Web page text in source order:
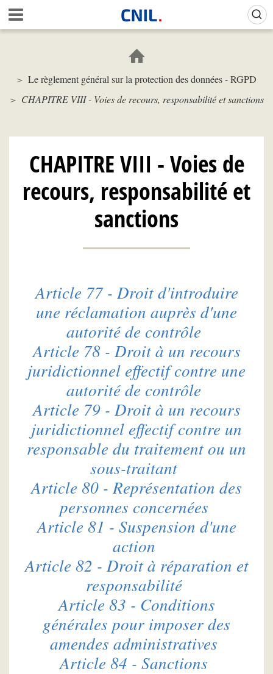
Aller
au
contenu
c
i
-
N
L
Le règlement général sur la protection des données - RGPD
CHAPITRE VIII - Voies de recours, responsabilité et sanctions
CHAPITRE VIII - Voies de
recours, responsabilité et
sanctions
Article 77 - Droit d'introduire
une réclamation auprès d'une
autorité de contrôle
Article 78 - Droit à un recours
juridictionnel effectif contre une
autorité de contrôle
Article 79 - Droit à un recours
juridictionnel effectif contre un
responsable du traitement ou un
sous-traitant
Article 80 - Représentation des
personnes concernées
Article 81 - Suspension d'une
action
Article 82 - Droit à réparation et
responsabilité
Article 83 - Conditions
générales pour imposer des
amendes administratives
Article 84 - Sanctions
Gestion de vos préférences sur les cookies (témoins de connexion)